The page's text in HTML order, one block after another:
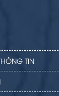
TIN